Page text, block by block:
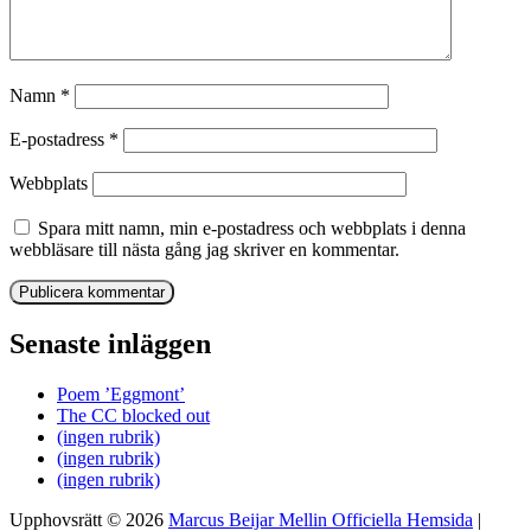
Namn *
E-postadress *
Webbplats
Spara mitt namn, min e-postadress och webbplats i denna
webbläsare till nästa gång jag skriver en kommentar.
Senaste inläggen
Poem ’Eggmont’
The CC blocked out
(ingen rubrik)
(ingen rubrik)
(ingen rubrik)
Upphovsrätt © 2026 Marcus Beijar Mellin Officiella Hemsida |